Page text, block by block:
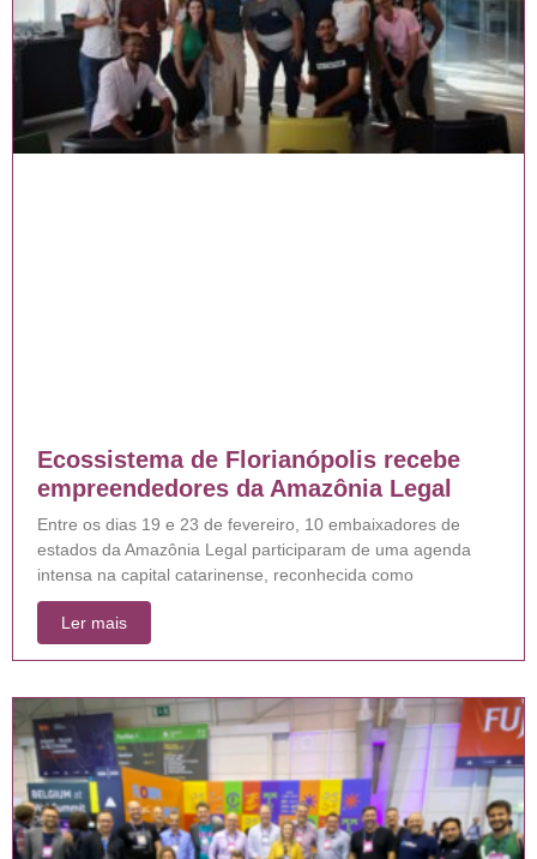
Ecossistema de Florianópolis recebe
empreendedores da Amazônia Legal
Entre os dias 19 e 23 de fevereiro, 10 embaixadores de
estados da Amazônia Legal participaram de uma agenda
intensa na capital catarinense, reconhecida como
Ler mais